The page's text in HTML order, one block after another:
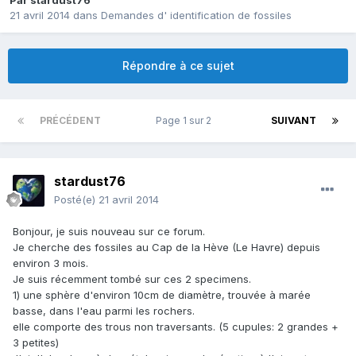
21 avril 2014 dans Demandes d' identification de fossiles
Répondre à ce sujet
PRÉCÉDENT SUIVANT
Page 1 sur 2
stardust76
Posté(e) 21 avril 2014
Bonjour, je suis nouveau sur ce forum.
Je cherche des fossiles au Cap de la Hève (Le Havre) depuis
environ 3 mois.
Je suis récemment tombé sur ces 2 specimens.
1) une sphère d'environ 10cm de diamètre, trouvée à marée
basse, dans l'eau parmi les rochers.
elle comporte des trous non traversants. (5 cupules: 2 grandes +
3 petites)